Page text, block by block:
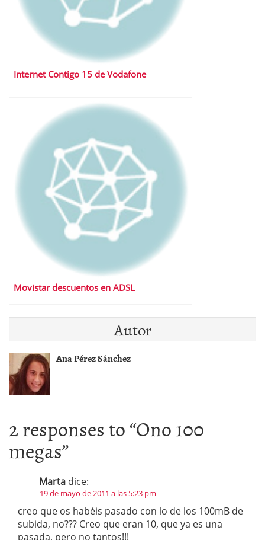
Internet Contigo 15 de Vodafone
Movistar descuentos en ADSL
Autor
Ana Pérez Sánchez
2 responses to “Ono 100
megas”
Marta dice:
19 de mayo de 2011 a las 5:23 pm
creo que os habéis pasado con lo de los 100mB de
subida, no??? Creo que eran 10, que ya es una
pasada, pero no tantos!!!